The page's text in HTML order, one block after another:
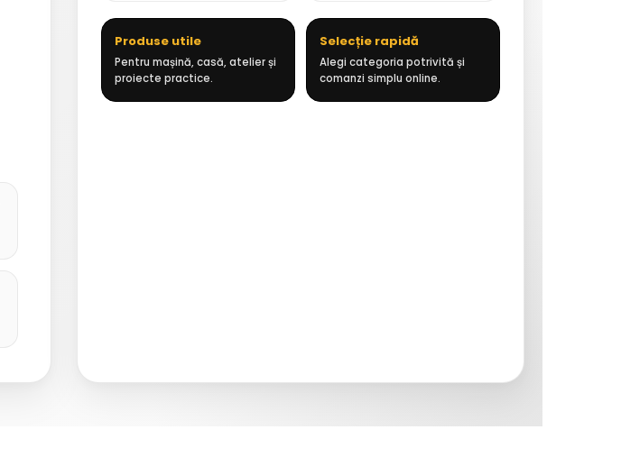
Produse utile
Pentru mașină, casă, atelier și
proiecte practice.
Selecție rapidă
Alegi categoria potrivită și
comanzi simplu online.